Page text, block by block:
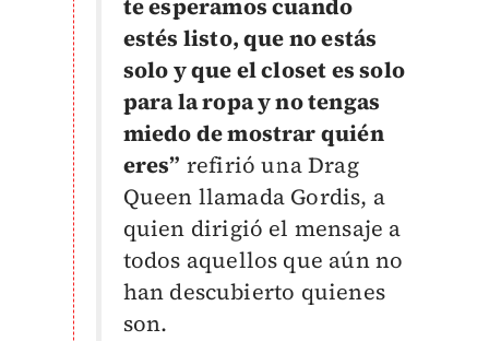
te esperamos cuando
estés listo, que no estás
solo y que el closet es solo
para la ropa y no tengas
miedo de mostrar quién
eres” refirió una Drag
Queen llamada Gordis, a
quien dirigió el mensaje a
todos aquellos que aún no
han descubierto quienes
son.